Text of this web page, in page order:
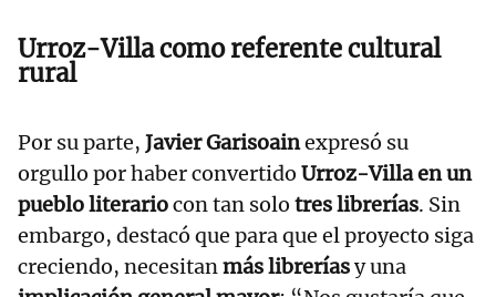
Urroz-Villa como referente cultural
rural
Por su parte, Javier Garisoainexpresó su
orgullo por haber convertido Urroz-Villa en un
pueblo literariocon tan solo tres librerías. Sin
embargo, destacó que para que el proyecto siga
creciendo, necesitanmás libreríasy una